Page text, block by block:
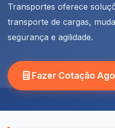
Transportes oferece
transporte de cargas,
segurança e agilidade.
Fazer Cotação